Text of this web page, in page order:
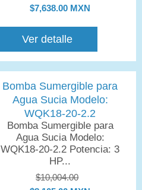
$7,638.00 MXN
Ver detalle
Bomba Sumergible para
Agua Sucia Modelo:
WQK18-20-2.2
Bomba Sumergible para
Agua Sucia Modelo:
WQK18-20-2.2 Potencia: 3
HP...
$10,004.00